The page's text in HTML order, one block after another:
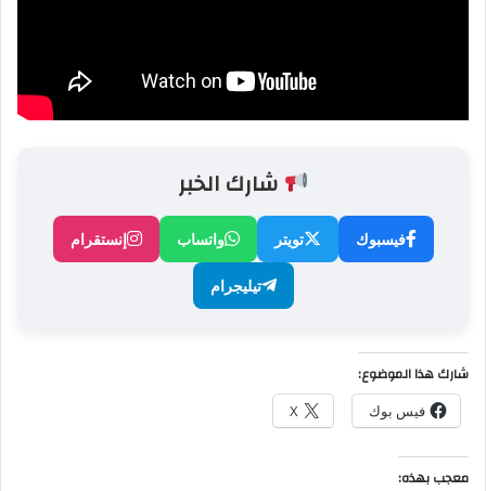
شارك الخبر
فيسبوك تويتر واتساب إنستقرام
تيليجرام
شارك هذا الموضوع:
فيس بوك X
معجب بهذه: